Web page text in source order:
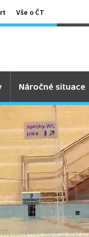
Vše o ČT
Náročné situace